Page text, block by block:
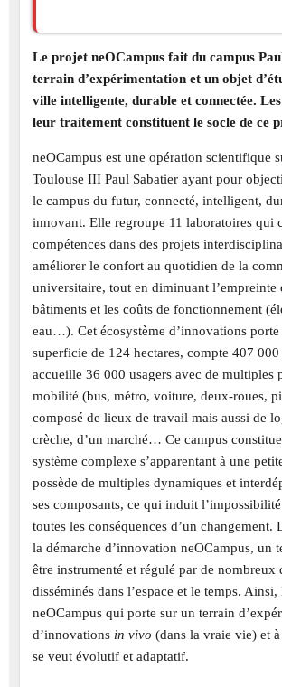
Le projet neOCampus fait du campus
terrain d’expérimentation et un objet
ville intelligente, durable et connectée. Les
leur traitement constituent le socle de ce
neOCampus est une opération scientifique
Toulouse III Paul Sabatier ayant pour
le campus du futur, connecté, intelligent,
innovant. Elle regroupe 11 laboratoires qui
compétences dans des projets
améliorer le confort au quotidien de la
universitaire, tout en diminuant l’empreinte
bâtiments et les coûts de fonctionnement
eau…). Cet écosystème d’innovations porte
superficie de 124 hectares, compte 407
accueille 36 000 usagers avec de multiples
mobilité (bus, métro, voiture, deux-roues,
composé de lieux de travail mais aussi de
crèche, d’un marché… Ce campus
système complexe s’apparentant à une
possède de multiples dynamiques et
ses composants, ce qui induit
toutes les conséquences d’un changement.
la démarche d’innovation neOCampus, un
être instrumenté et régulé par de nombreux
disséminés dans l’espace et le temps.
neOCampus qui porte sur un terrain
d’innovations in vivo (dans la vraie vie) et
se veut évolutif et adaptatif.